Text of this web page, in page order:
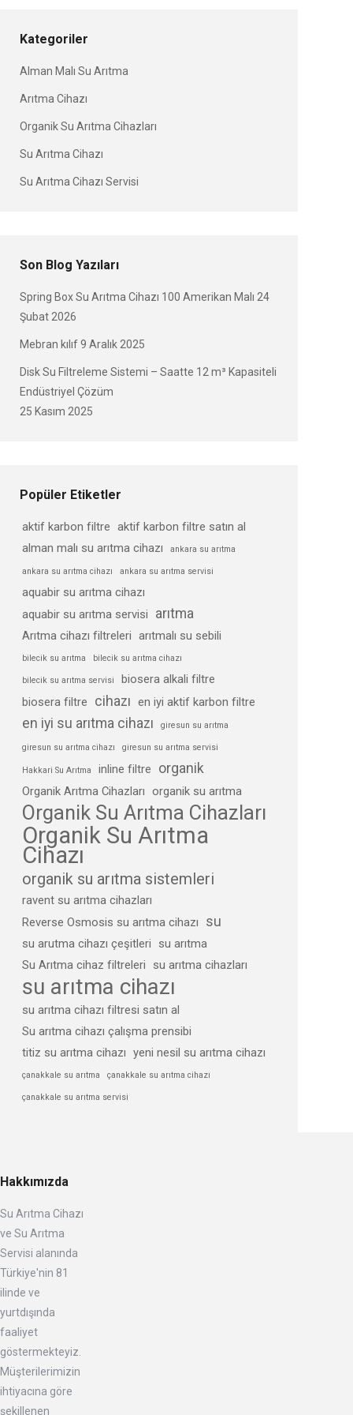
Kategoriler
Alman Malı Su Arıtma
Arıtma Cihazı
Organik Su Arıtma Cihazları
Su Arıtma Cihazı
Su Arıtma Cihazı Servisi
Son Blog Yazıları
Spring Box Su Arıtma Cihazı 100 Amerikan Malı 24
Şubat 2026
Mebran kılıf9 Aralık 2025
Disk Su Filtreleme Sistemi – Saatte 12 m³ Kapasiteli
Endüstriyel Çözüm
25 Kasım 2025
Popüler Etiketler
aktif karbon filtre aktif karbon filtre satın al
alman malı su arıtma cihazı
ankara su arıtma
ankara su arıtma cihazı ankara su arıtma servisi
aquabir su arıtma cihazı
aquabir su arıtma servisi
arıtma
Arıtma cihazı filtreleri arıtmalı su sebili
bilecik su arıtma bilecik su arıtma cihazı
bilecik su arıtma servisi
biosera alkali filtre
biosera filtre
cihazı en iyi aktif karbon filtre
en iyi su arıtma cihazı giresun su arıtma
giresun su arıtma cihazı giresun su arıtma servisi
Hakkari Su Arıtma inline filtre organik
Organik Arıtma Cihazları organik su arıtma
Organik Su Arıtma Cihazları
Organik Su Arıtma
Cihazı
organik su arıtma sistemleri
ravent su arıtma cihazları
Reverse Osmosis su arıtma cihazı
su
su arutma cihazı çeşitleri
su arıtma
Su Arıtma cihaz filtreleri
su arıtma cihazları
su arıtma cihazı
su arıtma cihazı filtresi satın al
Su arıtma cihazı çalışma prensibi
titiz su arıtma cihazı yeni nesil su arıtma cihazı
çanakkale su arıtma çanakkale su arıtma cihazı
çanakkale su arıtma servisi
Hakkımızda
Su Arıtma Cihazı
ve Su Arıtma
Servisi alanında
Türkiye'nin 81
ilinde ve
yurtdışında
faaliyet
göstermekteyiz.
Müşterilerimizin
ihtiyacına göre
şekillenen